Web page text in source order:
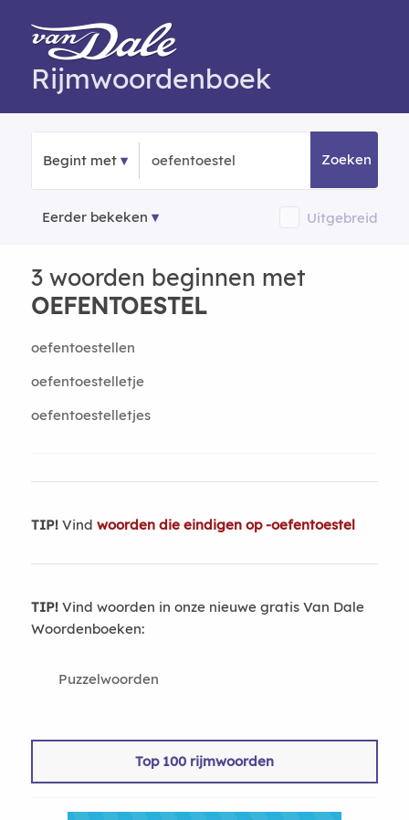
Rijmwoordenboek
Begint met Zoeken
Eerder bekeken Uitgebreid
3 woorden beginnen met
OEFENTOESTEL
oefentoestellen
oefentoestelletje
oefentoestelletjes
TIP!Vind woorden die eindigen op -oefentoestel
TIP!Vind woorden in onze nieuwe gratis Van Dale
Woordenboeken:
Puzzelwoorden
Top 100 rijmwoorden